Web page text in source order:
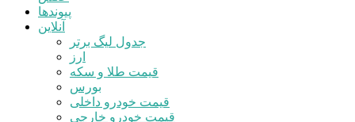
پیوندها
آنلاین
جدول لیگ برتر
ارز
قیمت طلا و سکه
بورس
قیمت خودرو داخلی
قیمت خودرو خارجی